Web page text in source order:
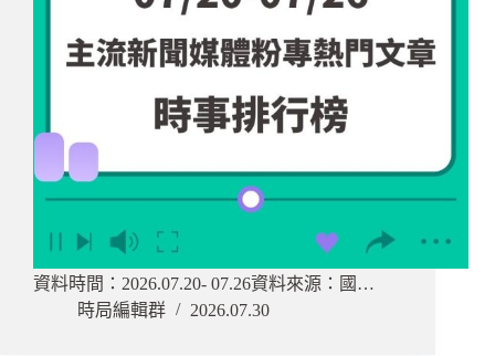
資料時間：2026.07.20- 07.26資料來源：國…
時局編輯群
2026.07.30